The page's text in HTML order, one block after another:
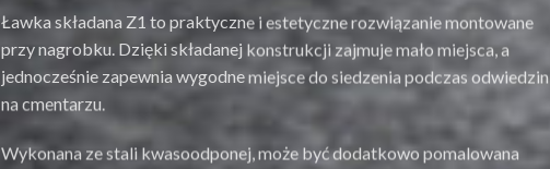
Ławka składana Z1 to praktyczne i estetyczne rozwiązanie montowane
przy nagrobku. Dzięki składanej konstrukcji zajmuje mało miejsca, a
jednocześnie zapewnia wygodne miejsce do siedzenia podczas odwiedzin
na cmentarzu.
Wykonana ze stali kwasoodponej, może być dodatkowo pomalowana